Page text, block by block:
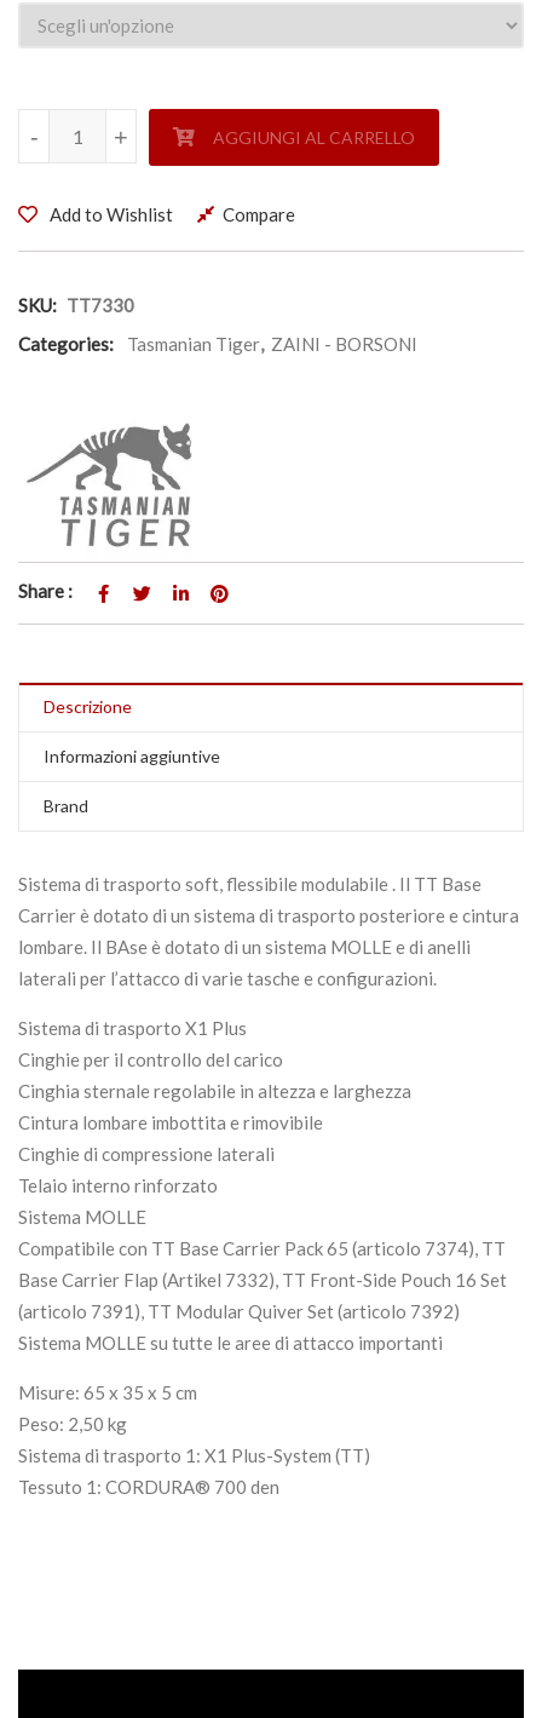
BASTO BASE - TASMANIAN TIGER quantità
+
- +
- AGGIUNGI AL CARRELLO
Add to Wishlist Compare
SKU: TT7330
Categories:
Tasmanian Tiger, ZAINI - BORSONI
Share :
Descrizione
Informazioni aggiuntive
Brand
Sistema di trasporto soft, flessibile modulabile . Il TT Base
Carrier è dotato di un sistema di trasporto posteriore e cintura
lombare. Il BAse è dotato di un sistema MOLLE e di anelli
laterali per l’attacco di varie tasche e configurazioni.
Sistema di trasporto X1 Plus
Cinghie per il controllo del carico
Cinghia sternale regolabile in altezza e larghezza
Cintura lombare imbottita e rimovibile
Cinghie di compressione laterali
Telaio interno rinforzato
Sistema MOLLE
Compatibile con TT Base Carrier Pack 65 (articolo 7374), TT
Base Carrier Flap (Artikel 7332), TT Front-Side Pouch 16 Set
(articolo 7391), TT Modular Quiver Set (articolo 7392)
Sistema MOLLE su tutte le aree di attacco importanti
Misure: 65 x 35 x 5 cm
Peso: 2,50 kg
Sistema di trasporto 1: X1 Plus-System (TT)
Tessuto 1: CORDURA® 700 den